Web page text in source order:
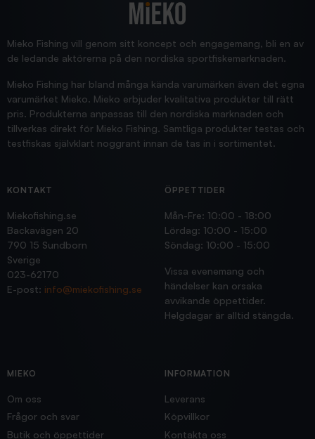
Jensa
Mieko Fishing vill genom sitt koncept och engagemang, bli en av
de ledande aktörerna på den nordiska sportfiskemarknaden.
Mieko Fishing har bland många kända varumärken även det egna
varumärket Mieko. Mieko erbjuder kvalitativa produkter till rätt
pris. Produkterna anpassas till den nordiska marknaden och
tillverkas direkt för Mieko Fishing. Samtliga produkter testas och
testfiskas självklart noggrant innan de tas in i sortimentet.
KONTAKT
Miekofishing.se
Backavägen 20
790 15 Sundborn
Sverige
023-62170
E-post: info@miekofishing.se
ÖPPETTIDER
Mån-Fre: 10:00 - 18:00
Lördag: 10:00 - 15:00
Söndag: 10:00 - 15:00
Vissa evenemang och
händelser kan orsaka
avvikande öppettider.
Helgdagar är alltid stängda.
MIEKO
Om oss
Frågor och svar
Butik och öppettider
INFORMATION
Leverans
Köpvillkor
Kontakta oss